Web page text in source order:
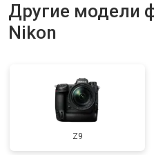
Другие модели
Nikon
Z9